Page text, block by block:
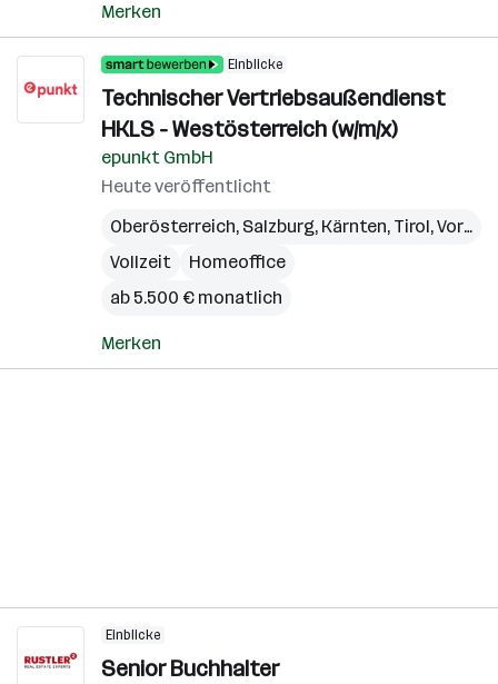
Merken
Einblicke
Technischer Vertriebsaußendienst
HKLS - Westösterreich (w/m/x)
epunkt GmbH
Heute veröffentlicht
Oberösterreich, Salzburg, Kärnten, Tirol,Vorarlberg
Vollzeit
Homeoffice
ab 5.500 € monatlich
Merken
Einblicke
Senior Buchhalter